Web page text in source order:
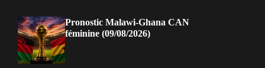
Pronostic Malawi-Ghana CAN
féminine (09/08/2026)